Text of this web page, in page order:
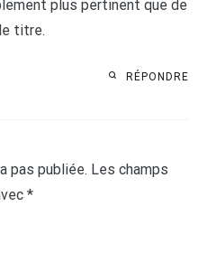
plus pertinent que de
titre.
RÉPONDRE
pas publiée. Les champs
*